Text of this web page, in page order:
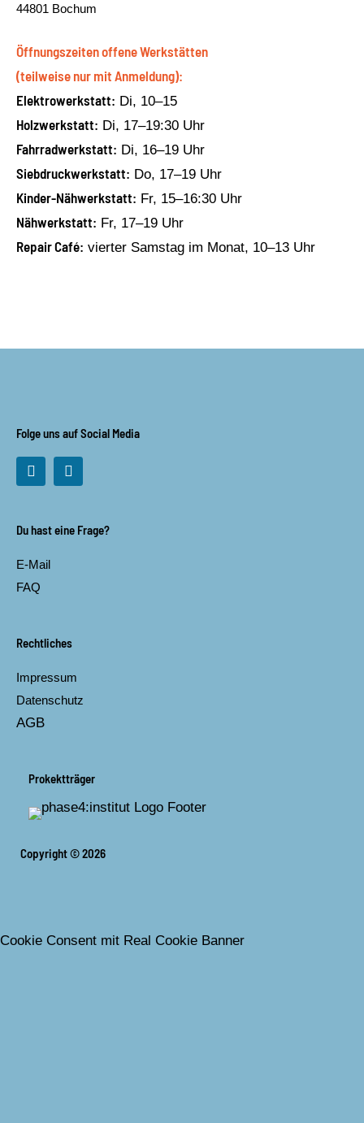
44801 Bochum
Öffnungszeiten offene Werkstätten
(teilweise nur mit Anmeldung):
Elektrowerkstatt: Di, 10–15
Holzwerkstatt: Di, 17–19:30 Uhr
Fahrradwerkstatt: Di, 16–19 Uhr
Siebdruckwerkstatt: Do, 17–19 Uhr
Kinder-Nähwerkstatt: Fr, 15–16:30 Uhr
Nähwerkstatt: Fr, 17–19 Uhr
Repair Café: vierter Samstag im Monat, 10–13 Uhr
Folge uns auf Social Media
F
a
o
k
I
n
g
Du hast eine Frage?
E-Mail
FAQ
Rechtliches
Impressum
Datenschutz
AGB
Prokektträger
Copyright © 2026
Cookie Consent mit Real Cookie Banner